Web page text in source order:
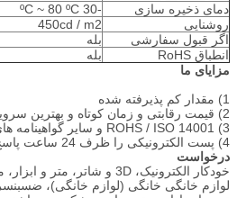
دمای ذخیره سازی
-30 ºC ~ 80 ºC
روشنایی
450cd / m2
اگر قبول سفارشی
بله
انطباق RoHS
بله
مزایای ما
1) مقدار کم پذیرفته شده
2) قیمت رقابتی و زمان کوتاه و بهترین سرویس
3) ROHS / ISO 14001 و سایر گواهینامه های مرتبط در دسترس هستند
4) پست الکترونیکی را ظرف 24 ساعت پاسخ دهید
درخواست
خودکار الکترونیک، 3D و شاتر، متر و ابزار، مخابرات،
لوازم خانگی خانگی (لوازم خانگی)،